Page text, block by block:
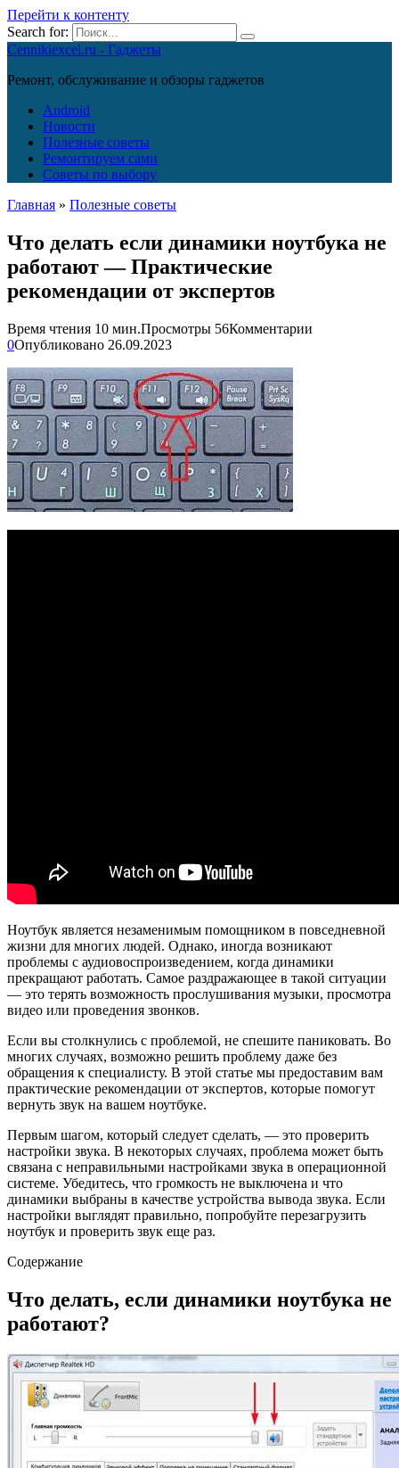
Перейти к контенту
Search for:
Cennikiexcel.ru - Гаджеты
Ремонт, обслуживание и обзоры гаджетов
Android
Новости
Полезные советы
Ремонтируем сами
Советы по выбору
Главная » Полезные советы
Что делать если динамики ноутбука не
работают — Практические
рекомендации от экспертов
Время чтения 10 мин.Просмотры 56Комментарии
0Опубликовано 26.09.2023
Ноутбук является незаменимым помощником в повседневной
жизни для многих людей. Однако, иногда возникают
проблемы с аудиовоспроизведением, когда динамики
прекращают работать. Самое раздражающее в такой ситуации
— это терять возможность прослушивания музыки, просмотра
видео или проведения звонков.
Если вы столкнулись с проблемой, не спешите паниковать. Во
многих случаях, возможно решить проблему даже без
обращения к специалисту. В этой статье мы предоставим вам
практические рекомендации от экспертов, которые помогут
вернуть звук на вашем ноутбуке.
Первым шагом, который следует сделать, — это проверить
настройки звука. В некоторых случаях, проблема может быть
связана с неправильными настройками звука в операционной
системе. Убедитесь, что громкость не выключена и что
динамики выбраны в качестве устройства вывода звука. Если
настройки выглядят правильно, попробуйте перезагрузить
ноутбук и проверить звук еще раз.
Содержание
Что делать, если динамики ноутбука не
работают?